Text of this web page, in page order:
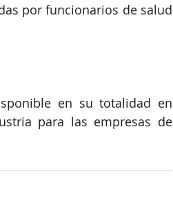
por funcionarios de salud
para las empresas de